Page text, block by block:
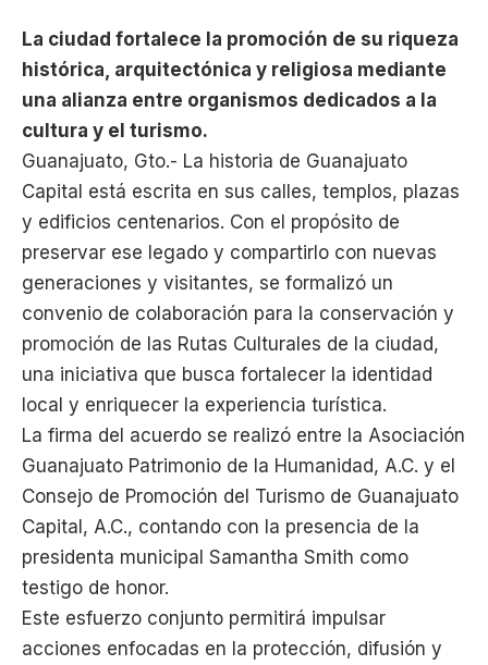
La ciudad fortalece la promoción de su riqueza
histórica, arquitectónica y religiosa mediante
una alianza entre organismos dedicados a la
cultura y el turismo.
Guanajuato, Gto.- La historia de Guanajuato
Capital está escrita en sus calles, templos, plazas
y edificios centenarios. Con el propósito de
preservar ese legado y compartirlo con nuevas
generaciones y visitantes, se formalizó un
convenio de colaboración para la conservación y
promoción de las Rutas Culturales de la ciudad,
una iniciativa que busca fortalecer la identidad
local y enriquecer la experiencia turística.
La firma del acuerdo se realizó entre la Asociación
Guanajuato Patrimonio de la Humanidad, A.C. y el
Consejo de Promoción del Turismo de Guanajuato
Capital, A.C., contando con la presencia de la
presidenta municipal Samantha Smith como
testigo de honor.
Este esfuerzo conjunto permitirá impulsar
acciones enfocadas en la protección, difusión y